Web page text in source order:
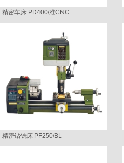
精密车床 PD400/准CNC
精密钻铣床 PF250/BL